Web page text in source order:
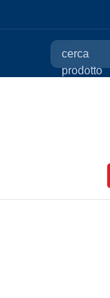
cerca
prodotto